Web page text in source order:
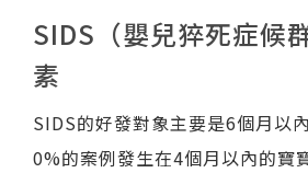
SIDS（嬰兒猝死症候
素
SIDS的好發對象主要是6個月以
0%的案例發生在4個月以內的寶